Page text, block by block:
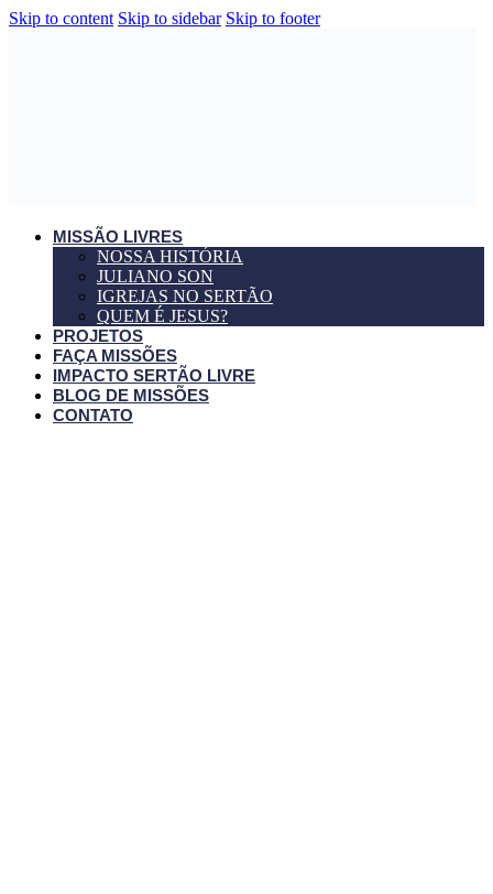
Skip to content Skip to sidebar Skip to footer
MISSÃO LIVRES
NOSSA HISTÓRIA
JULIANO SON
IGREJAS NO SERTÃO
QUEM É JESUS?
PROJETOS
FAÇA MISSÕES
IMPACTO SERTÃO LIVRE
BLOG DE MISSÕES
CONTATO